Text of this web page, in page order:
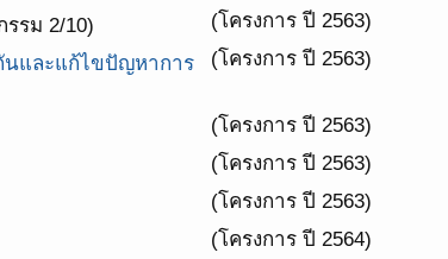
รรม 2/10)
(โครงการ ปี 2563)
นและแก้ไขปัญหาการ
(โครงการ ปี 2563)
(โครงการ ปี 2563)
(โครงการ ปี 2563)
(โครงการ ปี 2563)
(โครงการ ปี 2564)